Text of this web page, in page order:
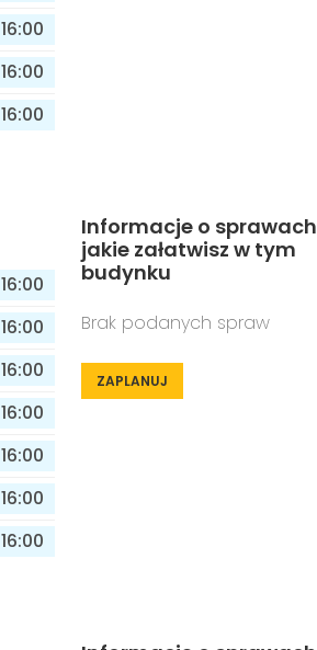
16:00
16:00
16:00
16:00
16:00
16:00
16:00
16:00
16:00
16:00
Informacje o sprawach
jakie załatwisz w tym
budynku
Brak podanych spraw
ZAPLANUJ